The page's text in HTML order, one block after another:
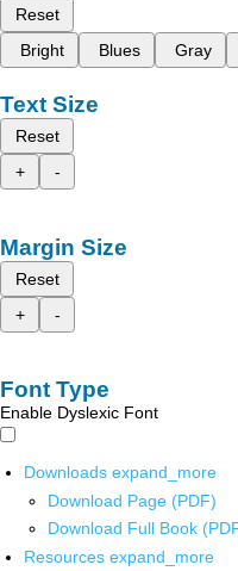
Reset
Bright
Blues Gray
Text Size
Reset
+
-
Margin Size
Reset
+
-
Font Type
Enable Dyslexic Font
Downloads expand_more
Download Page (PDF)
Download Full Book
Resources expand_more